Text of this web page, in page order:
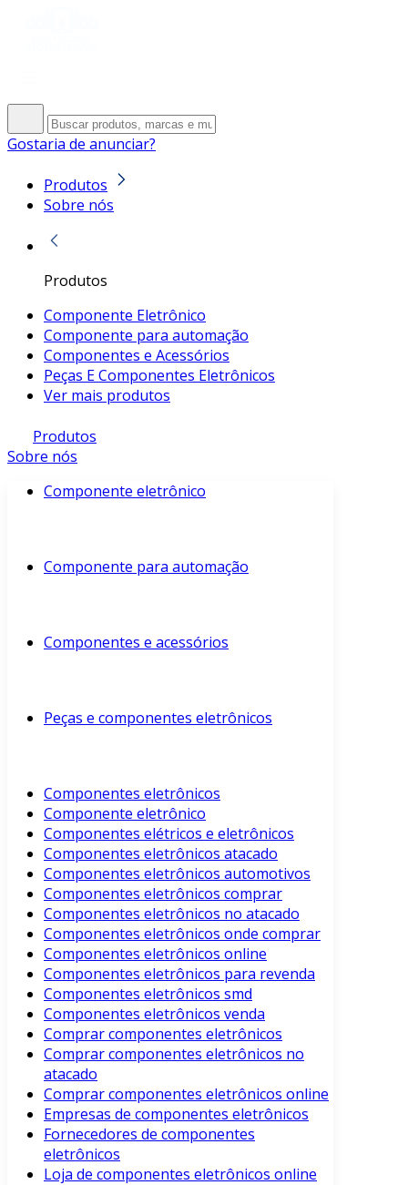
Gostaria de anunciar?
Produtos
Sobre nós
Produtos
Componente Eletrônico
Componente para automação
Componentes e Acessórios
Peças E Componentes Eletrônicos
Ver mais produtos
Produtos
Sobre nós
Componente eletrônico
Componente para automação
Componentes e acessórios
Peças e componentes eletrônicos
Componentes eletrônicos
Componente eletrônico
Componentes elétricos e eletrônicos
Componentes eletrônicos atacado
Componentes eletrônicos automotivos
Componentes eletrônicos comprar
Componentes eletrônicos no atacado
Componentes eletrônicos onde comprar
Componentes eletrônicos online
Componentes eletrônicos para revenda
Componentes eletrônicos smd
Componentes eletrônicos venda
Comprar componentes eletrônicos
Comprar componentes eletrônicos no
atacado
Comprar componentes eletrônicos online
Empresas de componentes eletrônicos
Fornecedores de componentes
eletrônicos
Loja de componentes eletrônicos online